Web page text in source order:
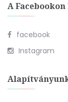
A
facebook
Instagram